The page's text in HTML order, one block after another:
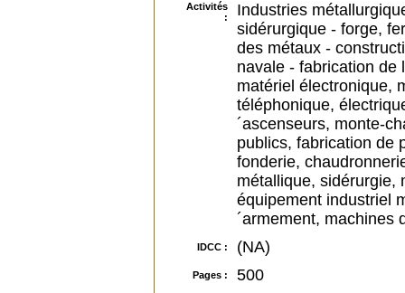
Activités
:
Industries
sidérurgique - forge,
des métaux -
navale - fabrication de
matériel électronique,
téléphonique,
´ascenseurs, monte-
publics, fabrication de
fonderie,
métallique, sidérurgie,
équipement industriel
´armement, machines
IDCC : (NA)
Pages : 500